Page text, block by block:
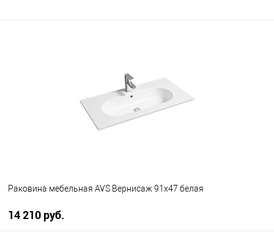
Раковина мебельная AVS Вернисаж 91х47 белая
14 210 руб.